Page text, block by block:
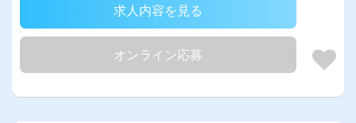
求人内容を見る
オンライン応募